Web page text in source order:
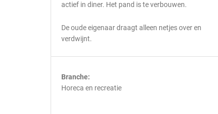
actief in diner. Het pand is te verbouwen.
De oude eigenaar draagt alleen netjes over en
verdwijnt.
Branche:
Horeca en recreatie